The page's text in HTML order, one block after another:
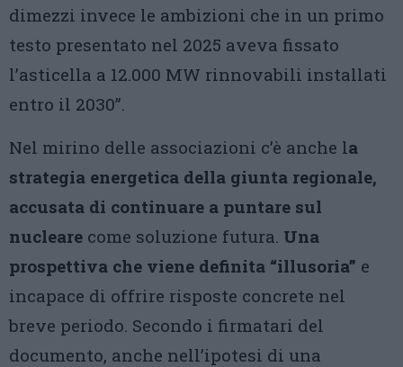
dimezzi invece le ambizioni che in un primo
testo presentato nel 2025 aveva fissato
l’asticella a 12.000 MW rinnovabili installati
entro il 2030”.
Nel mirino delle associazioni c’è anche la
strategia energetica della giunta regionale,
accusata di continuare a puntare sul
nucleare come soluzione futura. Una
prospettiva che viene definita “illusoria” e
incapace di offrire risposte concrete nel
breve periodo. Secondo i firmatari del
documento, anche nell’ipotesi di una